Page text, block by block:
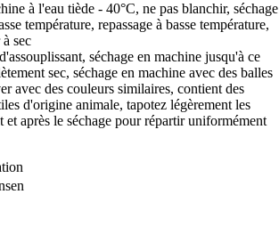
à l'eau tiède - 40°C, ne pas blanchir, séchage
température, repassage à basse température,
sec
séchage en machine jusqu'à ce
sec, séchage en machine avec des balles
avec des couleurs similaires, contient des
d'origine animale, tapotez légèrement les
et après le séchage pour répartir uniformément